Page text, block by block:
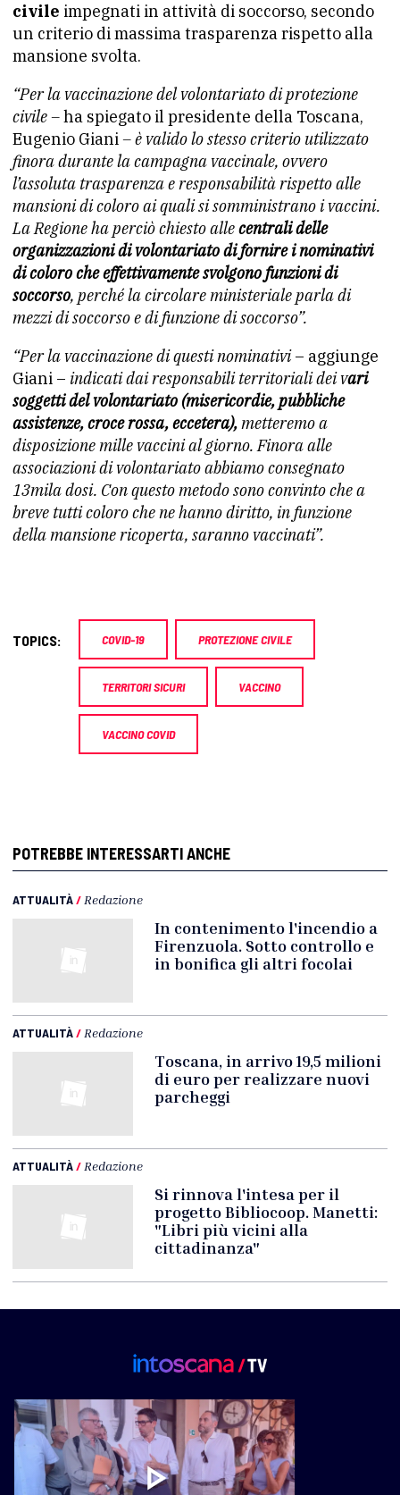
civile impegnati in attività di soccorso, secondo
un criterio di massima trasparenza rispetto alla
mansione svolta.
“Per la vaccinazione del volontariato di protezione
civile –ha spiegato il presidente della Toscana,
Eugenio Giani– è valido lo stesso criterio utilizzato
finora durante la campagna vaccinale, ovvero
l’assoluta trasparenza e responsabilità rispetto alle
mansioni di coloro ai quali si somministrano i vaccini.
La Regione ha perciò chiesto allecentrali delle
organizzazioni di volontariato di fornire i nominativi
di coloro che effettivamente svolgono funzioni di
soccorso, perché la circolare ministeriale parla di
mezzi di soccorso e di funzione di soccorso”.
“Per la vaccinazione di questi nominativi– aggiunge
Giani – indicati dai responsabili territoriali dei vari
soggetti del volontariato (misericordie, pubbliche
assistenze, croce rossa, eccetera),metteremo a
disposizione mille vaccini al giorno. Finora alle
associazioni di volontariato abbiamo consegnato
13mila dosi. Con questo metodo sono convinto che a
breve tutti coloro che ne hanno diritto, in funzione
della mansione ricoperta, saranno vaccinati”.
TOPICS: COVID-19 PROTEZIONE CIVILE
TERRITORI SICURI VACCINO
VACCINO COVID
POTREBBE INTERESSARTI ANCHE
ATTUALITÀ/ Redazione
In contenimento l'incendio a
Firenzuola. Sotto controllo e
in bonifica gli altri focolai
ATTUALITÀ/ Redazione
Toscana, in arrivo 19,5 milioni
di euro per realizzare nuovi
parcheggi
ATTUALITÀ/ Redazione
Si rinnova l'intesa per il
progetto Bibliocoop. Manetti:
"Libri più vicini alla
cittadinanza"